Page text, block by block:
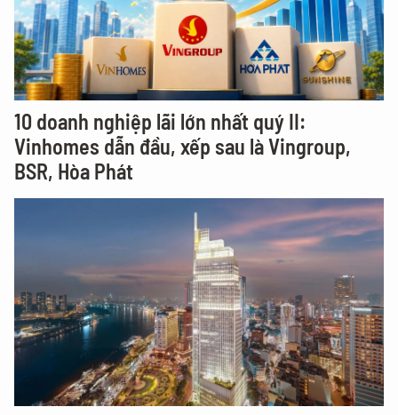
10 doanh nghiệp lãi lớn nhất quý II:
Vinhomes dẫn đầu, xếp sau là Vingroup,
BSR, Hòa Phát